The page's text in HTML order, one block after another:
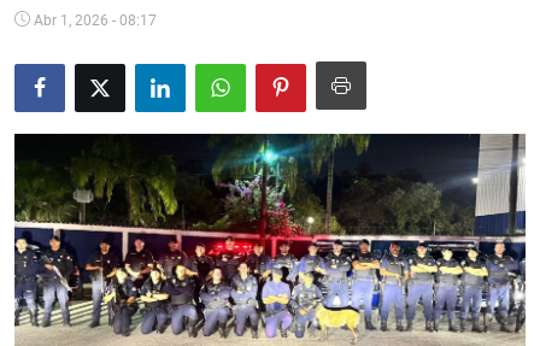
Cultura
Saúde
Abr 1, 2026 - 08:17